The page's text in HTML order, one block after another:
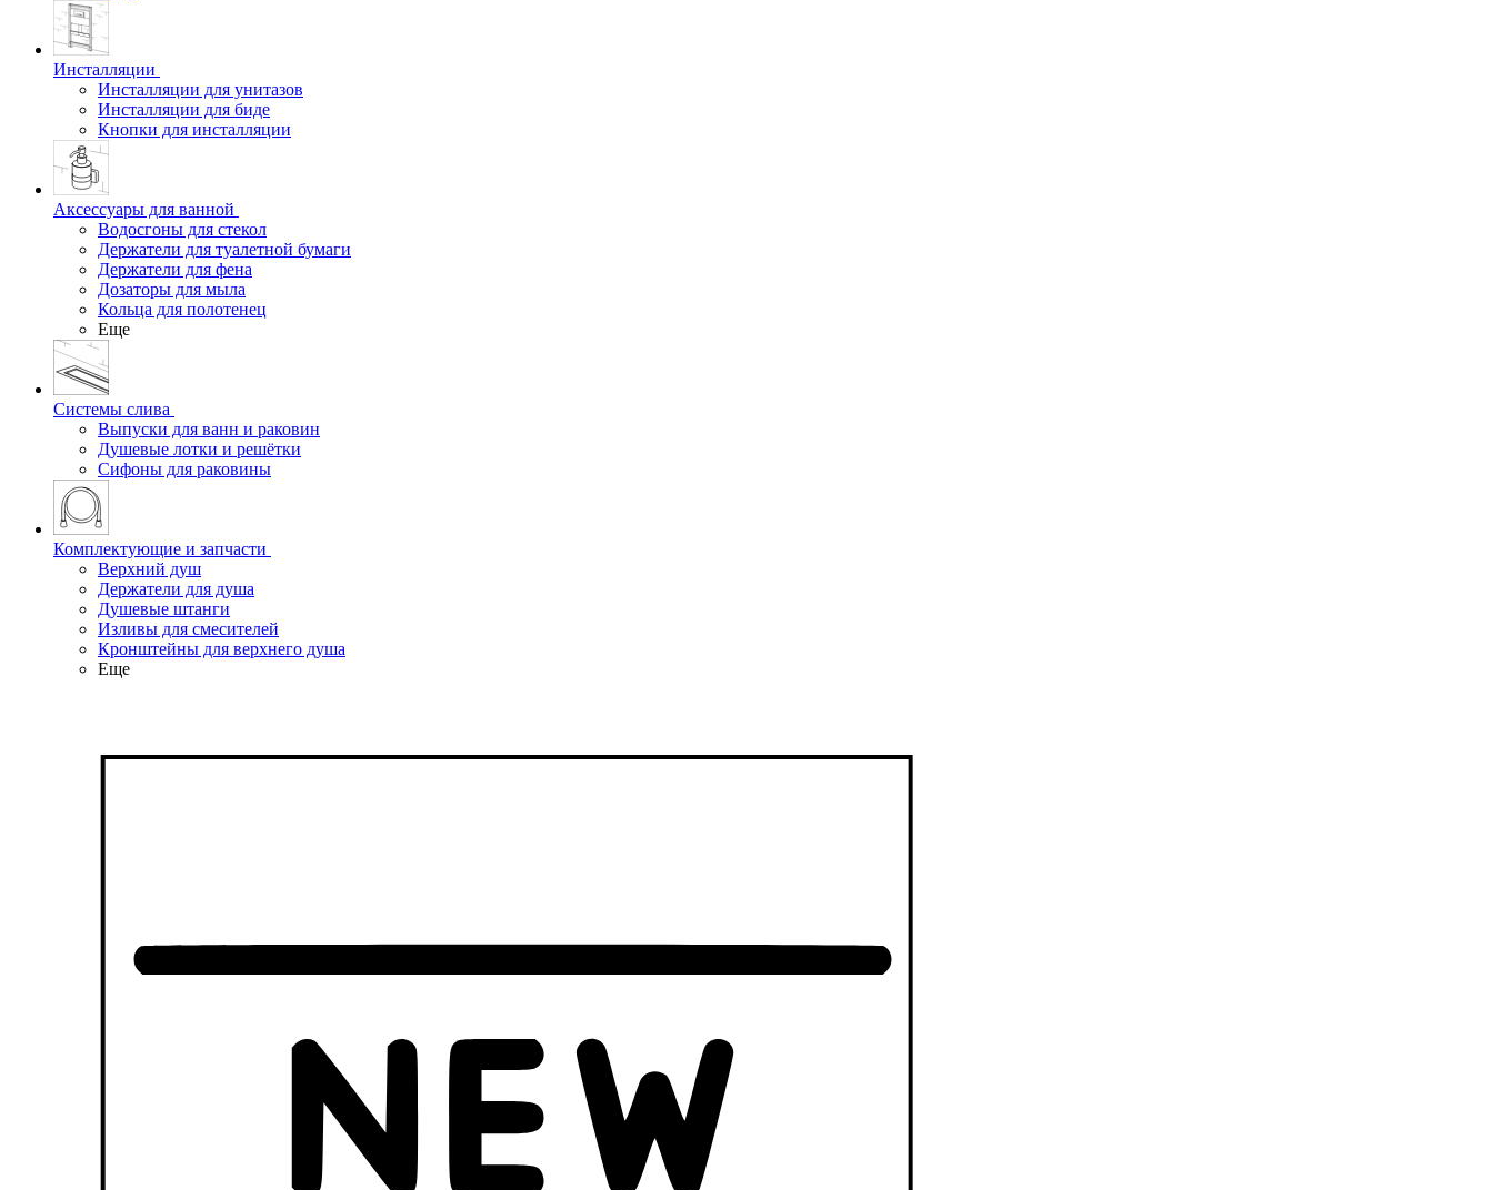
Инсталляции
Инсталляции для унитазов
Инсталляции для биде
Кнопки для инсталляции
Аксессуары для ванной
Водосгоны для стекол
Держатели для туалетной бумаги
Держатели для фена
Дозаторы для мыла
Кольца для полотенец
Еще
Системы слива
Выпуски для ванн и раковин
Душевые лотки и решётки
Сифоны для раковины
Комплектующие и запчасти
Верхний душ
Держатели для душа
Душевые штанги
Изливы для смесителей
Кронштейны для верхнего душа
Еще